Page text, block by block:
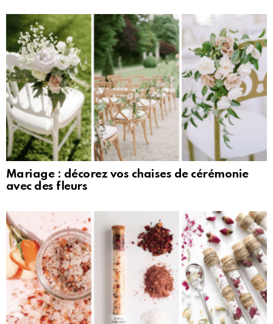
Mariage : décorez vos chaises de cérémonie
avec des fleurs